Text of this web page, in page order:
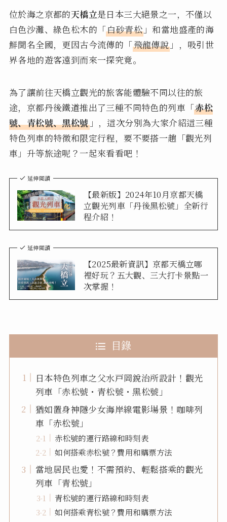
位於海之京都的天橋立是日本三大絕景之一，不僅以
白色沙灘、綠色松木的「白砂青松」和當地盛產的海
鮮聞名全國，更因古今流傳的「飛龍傳說 」，吸引世
界各地的遊客遠到而來一探究竟。
為了讓前往天橋立觀光的旅客能體驗不同以往的旅
途，京都丹後鐵道推出了三種不同特色的列車「赤松
號、青松號、黑松號」，這次分別為大家介紹這三種
特色列車的特徵和限定行程，要不要搭一趟「觀光列
車」升等旅途呢？一起來看看吧！
延伸閱讀
【最新版】2024年10月京都天橋
立觀光列車「丹後黑松號」全新行
程介紹！
延伸閱讀
【2025最新資訊】京都天橋立哪
裡好玩？五大觀、三大打卡景點一
次掌握！
目錄
日本特色列車之父水戸岡銳治所設計！觀光
列車「赤松號・青松號・黑松號」
猶如置身神隱少女海岸線電影場景！咖啡列
車「赤松號」
赤松號的運行路線和時刻表
如何搭乘赤松號？費用和購票方法
當地居民也愛！不需預約、輕鬆搭乘的觀光
列車「青松號」
青松號的運行路線和時刻表
如何搭乘青松號？費用和購票方法